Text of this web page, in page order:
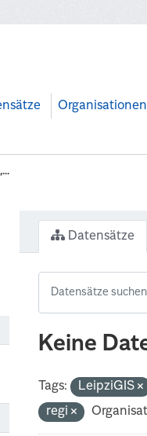
Organisationen
Datensätze
Keine
Tags: LeipziGIS
regi